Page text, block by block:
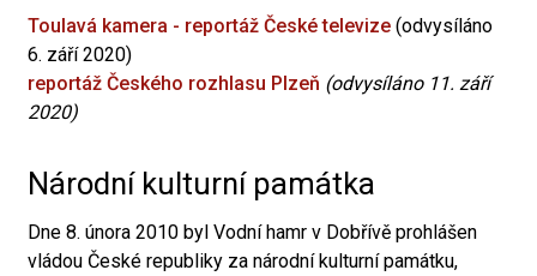
Toulavá kamera - reportáž České televize (odvysíláno
6. září 2020)
reportáž Českého rozhlasu Plzeň (odvysíláno 11. září
2020)
Národní kulturní památka
Dne 8. února 2010 byl Vodní hamr v Dobřívě prohlášen
vládou České republiky za národní kulturní památku,